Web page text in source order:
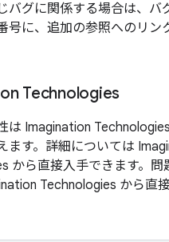
バグに関係する場合は、バ
号に、追加の参照へのリン
Technologies
は Imagination
ます。詳細については
から直接入手できます。問
Technologies から直